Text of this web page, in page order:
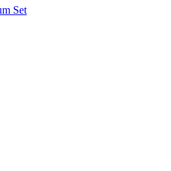
Set